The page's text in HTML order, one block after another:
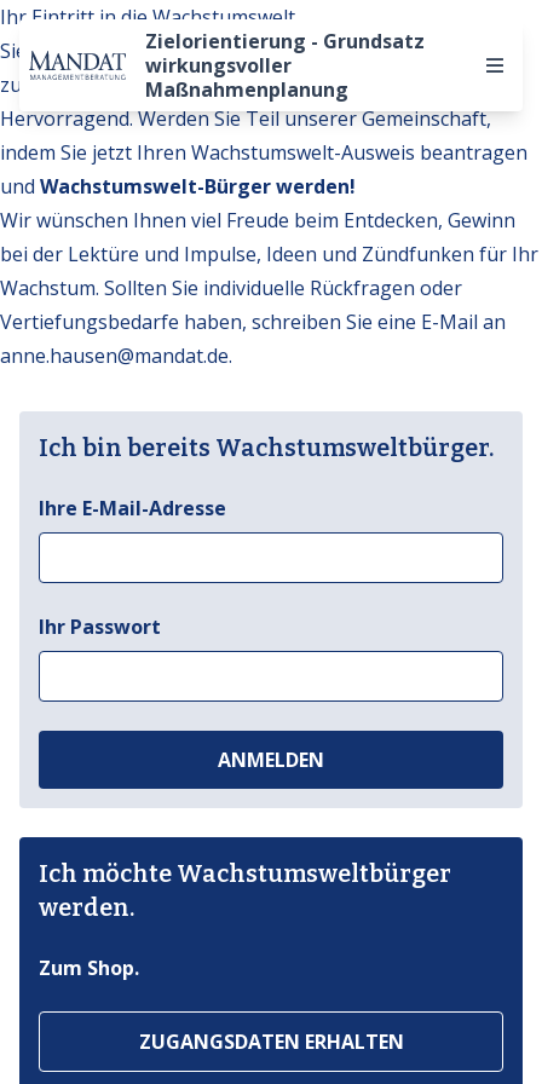
Zielorientierung - Grundsatz
wirkungsvoller
Maßnahmenplanung
Ihr Eintritt in die Wachstumswelt
Sie möchten auf weitere Inhalte der Wachstumswelt
zugreifen?
Hervorragend. Werden Sie Teil unserer Gemeinschaft,
indem Sie jetzt Ihren Wachstumswelt-Ausweis beantragen
und Wachstumswelt-Bürger werden!
Wir wünschen Ihnen viel Freude beim Entdecken, Gewinn
bei der Lektüre und Impulse, Ideen und Zündfunken für Ihr
Wachstum. Sollten Sie individuelle Rückfragen oder
Vertiefungsbedarfe haben, schreiben Sie eine E-Mail an
anne.hausen@mandat.de.
Ich bin bereits Wachstumsweltbürger.
Ihre E-Mail-Adresse
Ihr Passwort
ANMELDEN
Ich möchte Wachstumsweltbürger
werden.
Zum Shop.
ZUGANGSDATEN ERHALTEN